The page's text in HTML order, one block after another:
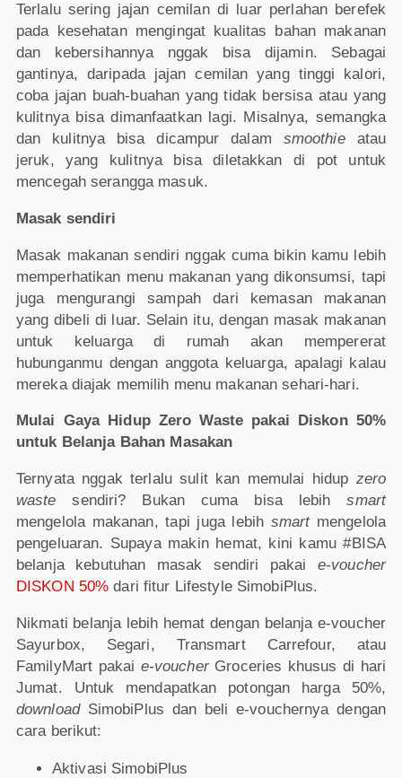
Terlalu sering jajan cemilan di luar perlahan berefek
pada kesehatan mengingat kualitas bahan makanan
dan kebersihannya nggak bisa dijamin. Sebagai
gantinya, daripada jajan cemilan yang tinggi kalori,
coba jajan buah-buahan yang tidak bersisa atau yang
kulitnya bisa dimanfaatkan lagi. Misalnya, semangka
dan kulitnya bisa dicampur dalam smoothieatau
jeruk, yang kulitnya bisa diletakkan di pot untuk
mencegah serangga masuk.
Masak sendiri
Masak makanan sendiri nggak cuma bikin kamu lebih
memperhatikan menu makanan yang dikonsumsi, tapi
juga mengurangi sampah dari kemasan makanan
yang dibeli di luar. Selain itu, dengan masak makanan
untuk keluarga di rumah akan mempererat
hubunganmu dengan anggota keluarga, apalagi kalau
mereka diajak memilih menu makanan sehari-hari.
Mulai Gaya Hidup Zero Waste pakai Diskon 50%
untuk Belanja Bahan Masakan
Ternyata nggak terlalu sulit kan memulai hidup zero
waste sendiri? Bukan cuma bisa lebihsmart
mengelola makanan, tapi juga lebih smartmengelola
pengeluaran. Supaya makin hemat, kini kamu #BISA
belanja kebutuhan masak sendiri pakai e-voucher
DISKON 50% dari fitur Lifestyle SimobiPlus.
Nikmati belanja lebih hemat dengan belanja e-voucher
Sayurbox, Segari, Transmart Carrefour, atau
FamilyMart pakai e-voucherGroceries khusus di hari
Jumat. Untuk mendapatkan potongan harga 50%,
downloadSimobiPlus dan beli e-vouchernya dengan
cara berikut:
Aktivasi SimobiPlus